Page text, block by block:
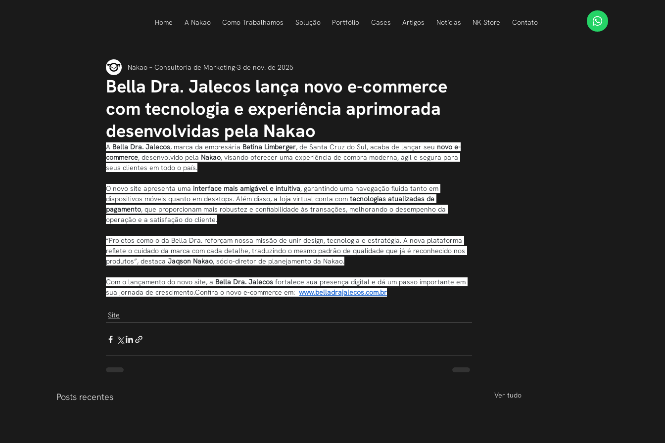
Home A Nakao Como Trabalhamos Solução Portfólio Cases Artigos Notícias NK Store Contato
Bella Dra. Jalecos lança novo e-commerce
com tecnologia e experiência aprimorada
desenvolvidas pela Nakao
Nakao – Consultoria de Marketing 3 de nov. de 2025
A Bella Dra. Jalecos, marca da empresária Betina Limberger, de Santa Cruz do Sul, acaba de lançar seu novo e-
commerce, desenvolvido pela Nakao, visando oferecer uma experiência de compra moderna, ágil e segura para
seus clientes em todo o país.
O novo site apresenta uma interface mais amigável e intuitiva, garantindo uma navegação fluida tanto em
dispositivos móveis quanto em desktops. Além disso, a loja virtual conta com tecnologias atualizadas de
pagamento, que proporcionam mais robustez e confiabilidade às transações, melhorando o desempenho da
operação e a satisfação do cliente.
“Projetos como o da Bella Dra. reforçam nossa missão de unir design, tecnologia e estratégia. A nova plataforma
reflete o cuidado da marca com cada detalhe, traduzindo o mesmo padrão de qualidade que já é reconhecido nos
produtos”, destaca Jaqson Nakao, sócio-diretor de planejamento da Nakao.
Com o lançamento do novo site, a Bella Dra. Jalecos fortalece sua presença digital e dá um passo importante em
sua jornada de crescimento.Confira o novo e-commerce em: www.belladrajalecos.com.br
Site
Posts recentes Ver tudo